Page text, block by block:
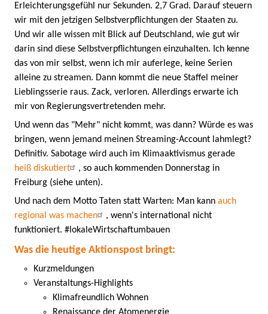
Erleichterungsgefühl nur Sekunden. 2,7 Grad. Darauf steuern
wir mit den jetzigen Selbstverpflichtungen der Staaten zu.
Und wir alle wissen mit Blick auf Deutschland, wie gut wir
darin sind diese Selbstverpflichtungen einzuhalten. Ich kenne
das von mir selbst, wenn ich mir auferlege, keine Serien
alleine zu streamen. Dann kommt die neue Staffel meiner
Lieblingsserie raus. Zack, verloren. Allerdings erwarte ich
mir von Regierungsvertretenden mehr.
Und wenn das "Mehr" nicht kommt, was dann? Würde es was
bringen, wenn jemand meinen Streaming-Account lahmlegt?
Definitiv. Sabotage wird auch im Klimaaktivismus gerade
heiß diskutiert
, so auch kommenden Donnerstag in
Freiburg (siehe unten).
Und nach dem Motto Taten statt Warten: Man kann auch
regional was machen
, wenn's international nicht
funktioniert. #lokaleWirtschaftumbauen
Was die heutige Aktionspost bringt:
Kurzmeldungen
Veranstaltungs-Highlights
Klimafreundlich Wohnen
Renaissance der Atomenergie